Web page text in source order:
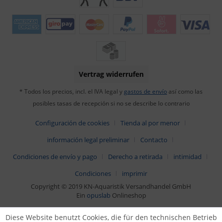
Vertrag widerrufen
* Todos los precios, incl. el IVA legal y gastos de envío así como las
posibles tasas de recepción si no se describe lo contrario
Configuración de cookies
Tienda al por menor
información legal preliminar
Contacto
Condiciones de envío y pago
Derecho a retirada
intimidad
Condiciones
imprimir
Copyright © 2019 KN-Aquaristik Versandhandel GmbH
Ein opuslab Onlineshop
Diese Website benutzt Cookies, die für den technischen Betrieb